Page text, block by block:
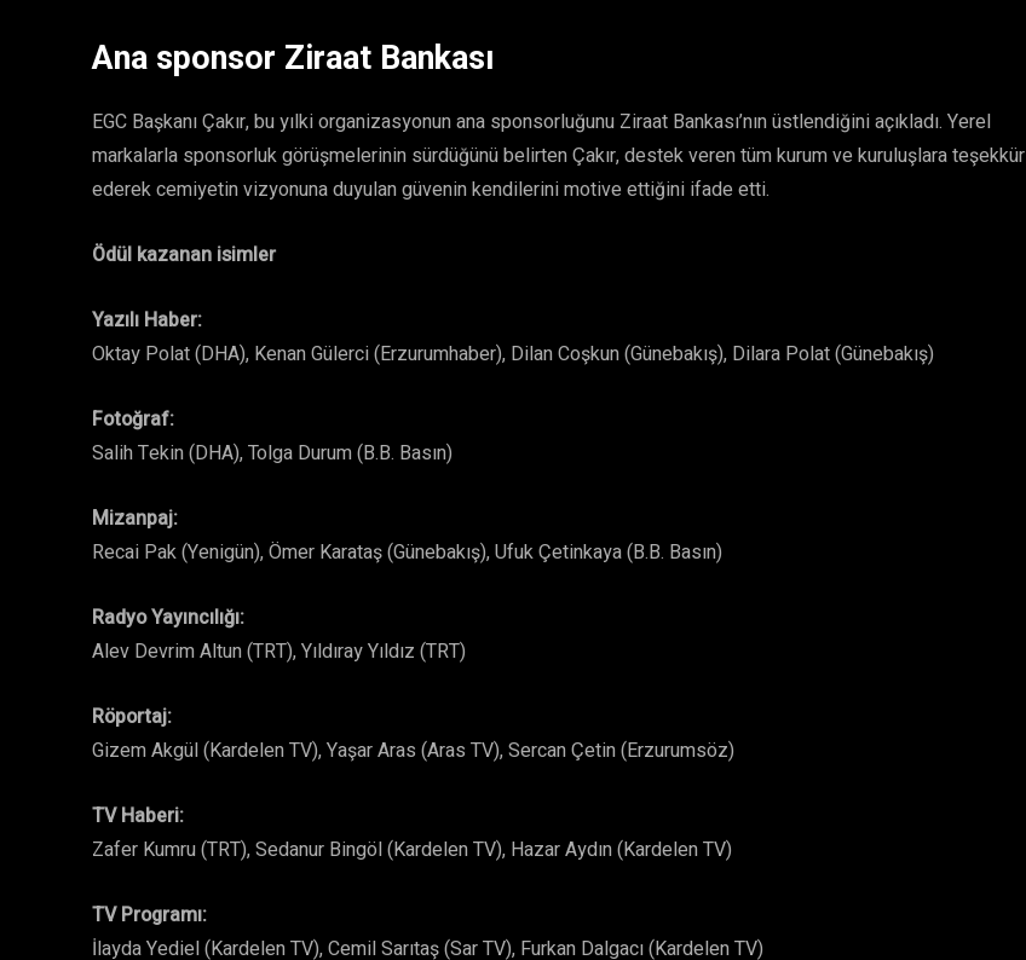
Ana sponsor Ziraat Bankası
EGC Başkanı Çakır, bu yılki organizasyonun ana sponsorluğunu Ziraat Bankası’nın üstlendiğini açıkladı. Yerel
markalarla sponsorluk görüşmelerinin sürdüğünü belirten Çakır, destek veren tüm kurum ve kuruluşlara teşekkür
ederek cemiyetin vizyonuna duyulan güvenin kendilerini motive ettiğini ifade etti.
Ödül kazanan isimler
Yazılı Haber:
Oktay Polat (DHA), Kenan Gülerci (Erzurumhaber), Dilan Coşkun (Günebakış), Dilara Polat (Günebakış)
Fotoğraf:
Salih Tekin (DHA), Tolga Durum (B.B. Basın)
Mizanpaj:
Recai Pak (Yenigün), Ömer Karataş (Günebakış), Ufuk Çetinkaya (B.B. Basın)
Radyo Yayıncılığı:
Alev Devrim Altun (TRT), Yıldıray Yıldız (TRT)
Röportaj:
Gizem Akgül (Kardelen TV), Yaşar Aras (Aras TV), Sercan Çetin (Erzurumsöz)
TV Haberi:
Zafer Kumru (TRT), Sedanur Bingöl (Kardelen TV), Hazar Aydın (Kardelen TV)
TV Programı:
İlayda Yediel (Kardelen TV), Cemil Sarıtaş (Sar TV), Furkan Dalgacı (Kardelen TV)